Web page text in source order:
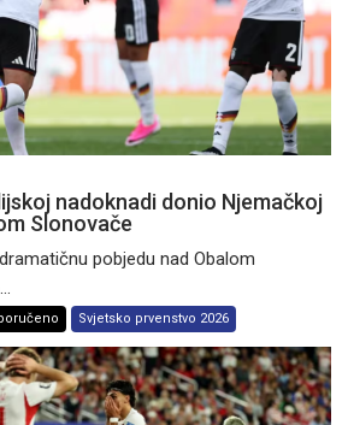
nadoknadi donio Njemačkoj
Slonovače
pobjedu nad Obalom
Svjetsko prvenstvo 2026